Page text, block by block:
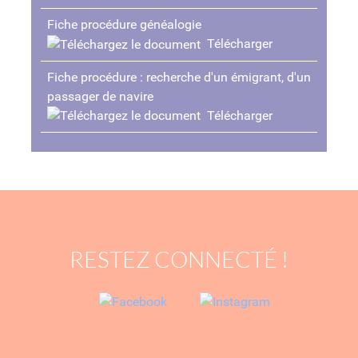
Fiche procédure généalogie
Télécharger
Fiche procédure : recherche d'un émigrant, d'un
passager de navire
Télécharger
RESTEZ CONNECTÉ !